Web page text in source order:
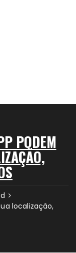
PODEM
localização,